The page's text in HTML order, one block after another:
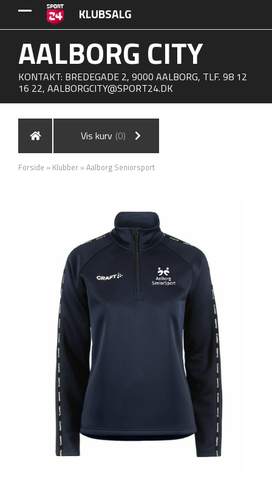
KLUBSALG
AALBORG CITY
KONTAKT: BREDEGADE 2, 9000 AALBORG, TLF. 98 12
16 22, AALBORGCITY@SPORT24.DK
Vis kurv (0)
Forside » Klubber »Aalborg Seniorsport